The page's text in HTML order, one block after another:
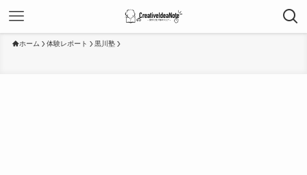
ホーム 体験レポート 黒川塾